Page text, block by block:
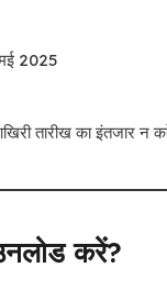
2025
तारीख का
करें?